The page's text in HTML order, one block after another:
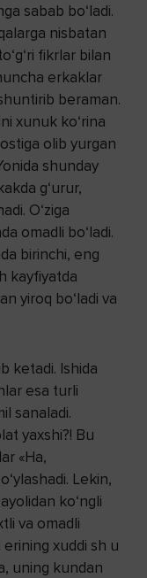
sabab bo‘ladi.
nisbatan
fikrlar bilan
erkaklar
beraman.
xunuk ko‘rina
olib yurgan
shunday
g‘urur,
O‘ziga
omadli bo‘ladi.
birinchi, eng
kayfiyatda
yiroq bo‘ladi va
ketadi. Ishida
esa turli
sanaladi.
yaxshi?! Bu
«Ha,
Lekin,
ko‘ngli
va omadli
erining xuddi sh u
uning kundan